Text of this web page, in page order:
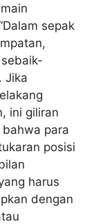
sepak
Jika
ini giliran
para
posisi
harus
dengan